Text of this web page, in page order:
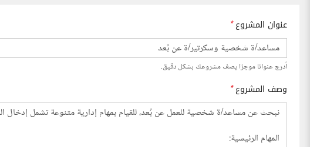
عنوان المشروع*
أدرج عنوانا موجزا يصف مشروعك بشكل دقيق.
وصف المشروع*